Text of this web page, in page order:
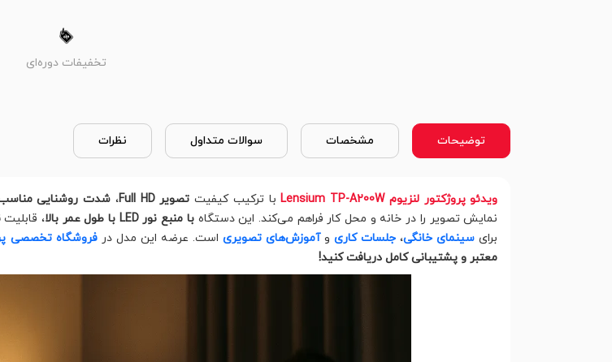
تخفیفات دوره‌ای
توضیحات مشخصات سوالات متداول نظرات
ویدئو پروژکتور لنزیوم Lensium TP-A200W با ترکیب کیفیت تصویر Full HD ، شدت روشنایی
نمایش تصویر را در خانه و محل کار فراهم می‌کند. این دستگاهبا منبع نور LED با طول عمر بالا ، قابلیت
برای سینمای خانگی، جلسات کاریوآموزش‌های تصویری است. عرضه این مدل درفروشگاه تخصصی
معتبر و پشتیبانی کامل دریافت کنید!